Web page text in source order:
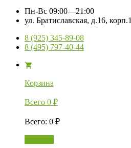
Пн-Вс 09:00—21:00
ул. Братиславская, д.16, корп.1
8 (925) 345-89-08
8 (495) 797-40-44
Корзина
Всего 0 ₽
Всего: 0 ₽